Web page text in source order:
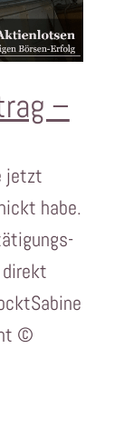
–
jetzt
habe.​
©